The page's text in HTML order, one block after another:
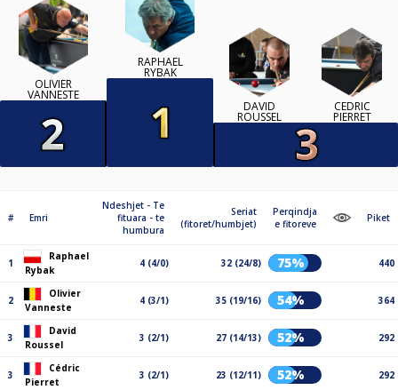
OLIVIER
VANNESTE
RAPHAEL
RYBAK
DAVID
ROUSSEL
CÉDRIC
PIERRET
# Emri
Ndeshjet - Te
fituara - te
humbura
Seriat
(fitoret/humbjet)
Perqindja
e fitoreve
Piket
1
Raphael
Rybak
4 (4/0) 32 (24/8) 75% 440
2
Olivier
Vanneste
4 (3/1) 35 (19/16) 54% 364
3
David
Roussel
3 (2/1) 27 (14/13) 52% 292
3
Cédric
Pierret
3 (2/1) 23 (12/11) 52% 292